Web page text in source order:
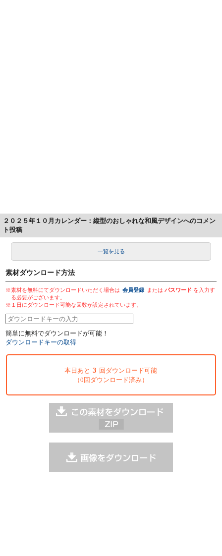
２０２５年１０月カレンダー：縦型のおしゃれな和風デザインへのコメン
ト投稿
一覧を見る
素材ダウンロード方法
※素材を無料にてダウンロードいただく場合は 会員登録 またはパスワード を入力す
る必要がございます。
※１日にダウンロード可能な回数が設定されています。
簡単に無料でダウンロードが可能！
ダウンロードキーの取得
本日あと 3 回ダウンロード可能
（0回ダウンロード済み）